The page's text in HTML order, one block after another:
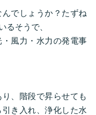
でしょうか？たずね
るそうで、
・風力・水力の発電事
、階段で昇らせても
き入れ、浄化した水